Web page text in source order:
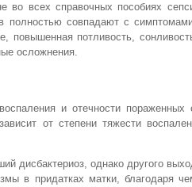
всех справочных пособиях
полностью совпадают с
потливость,
осложнения.
и отечности
от степени тяжести
дисбактериоз, однако другого
в придатках матки, благодаря